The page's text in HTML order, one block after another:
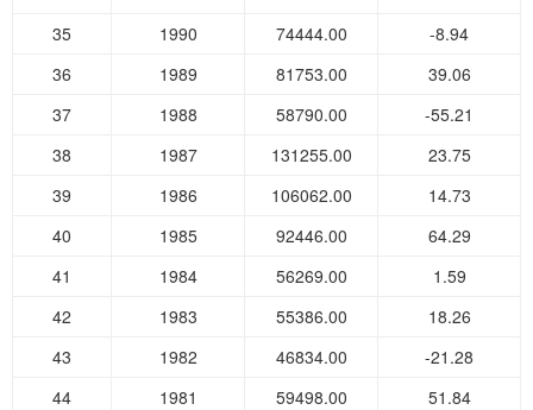
35
1990 74444.00
-8.94
36
1989 81753.00
39.06
37
1988 58790.00
-55.21
38
1987 131255.00
23.75
39
1986 106062.00
14.73
40
1985 92446.00
64.29
41
1984 56269.00
1.59
42
1983 55386.00
18.26
43
1982 46834.00
-21.28
44
1981 59498.00
51.84